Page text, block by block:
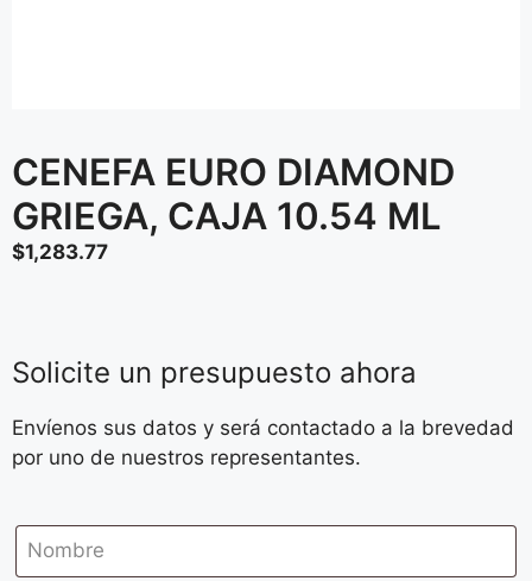
CENEFA EURO DIAMOND
GRIEGA, CAJA 10.54 ML
$1,283.77
Solicite un presupuesto ahora
Envíenos sus datos y será contactado a la brevedad
por uno de nuestros representantes.